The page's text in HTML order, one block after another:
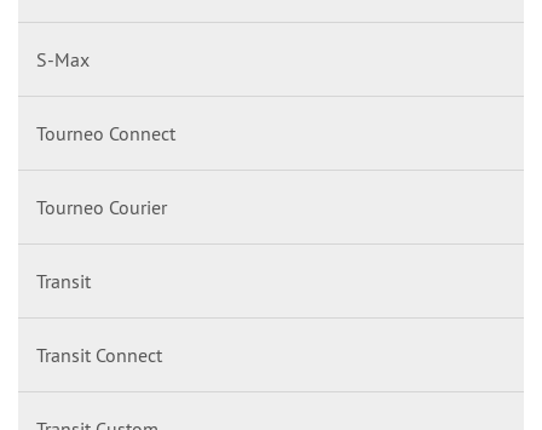
S-Max
Tourneo Connect
Tourneo Courier
Transit
Transit Connect